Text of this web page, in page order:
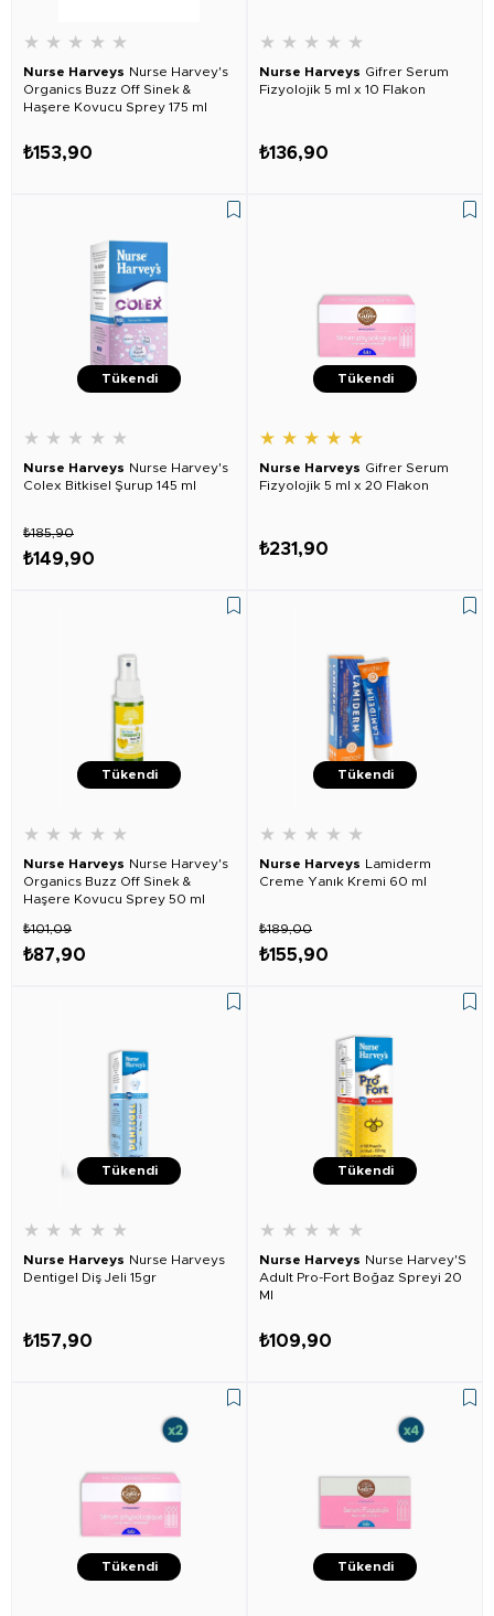
★ ★ ★ ★ ★
Nurse Harveys Nurse Harvey's
Organics Buzz Off Sinek &
Haşere Kovucu Sprey 175 ml
₺153,90
★ ★ ★ ★ ★
Nurse Harveys Gifrer Serum
Fizyolojik 5 ml x 10 Flakon
₺136,90
Tükendi
★ ★ ★ ★ ★
Nurse Harveys Nurse Harvey's
Colex Bitkisel Şurup 145 ml
₺149,90
₺185,90
Tükendi
★ ★ ★ ★ ★
Nurse Harveys Gifrer Serum
Fizyolojik 5 ml x 20 Flakon
₺231,90
Tükendi
★ ★ ★ ★ ★
Nurse Harveys Nurse Harvey's
Organics Buzz Off Sinek &
Haşere Kovucu Sprey 50 ml
₺87,90
₺101,09
Tükendi
★ ★ ★ ★ ★
Nurse Harveys Lamiderm
Creme Yanık Kremi 60 ml
₺155,90
₺189,00
Tükendi
★ ★ ★ ★ ★
Nurse Harveys Nurse Harveys
Dentigel Diş Jeli 15gr
₺157,90
Tükendi
★ ★ ★ ★ ★
Nurse Harveys Nurse Harvey'S
Adult Pro-Fort Boğaz Spreyi 20
Ml
₺109,90
Tükendi Tükendi